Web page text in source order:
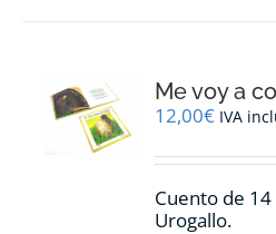
Me voy a
12,00€ IVA
Cuento de
Urogallo.